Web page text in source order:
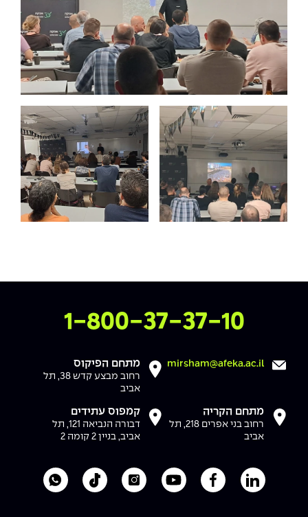
צרו איתנו קשר
1-800-37-37-10
mirsham@afeka.ac.il מתחם הפיקוס
רחוב מבצע קדש 38, תל
אביב
מתחם הקריה
רחוב בני אפרים 218, תל
אביב
קמפוס עתידים
דבורה הנביאה 121, תל
אביב, בניין 2 קומה 2
לעמוד הלינקדאין של מכללת אפקה
לעמוד הפייסבוק של מכללת אפקה
לעמוד היוטיוב של מכללת אפקה
לעמוד האינסטגרם של
לעמוד הטיקטוק